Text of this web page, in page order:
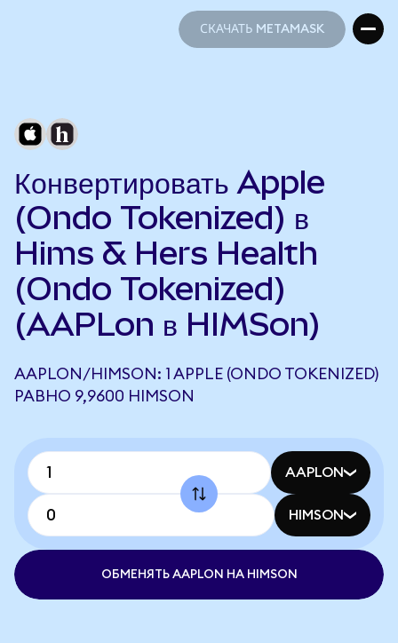
СКАЧАТЬ METAMASK
Конвертировать Apple
(Ondo Tokenized) в
Hims & Hers Health
(Ondo Tokenized)
(AAPLon в HIMSon)
AAPLON/HIMSON: 1 APPLE (ONDO TOKENIZED)
РАВНО 9,9600 HIMSON
AAPLON
HIMSON
ОБМЕНЯТЬ AAPLON НА HIMSON